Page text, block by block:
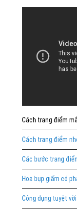
Cách trang điểm
Cách trang điểm
Các bước trang
Hoa bụp giấm có
Công dụng tuyệt